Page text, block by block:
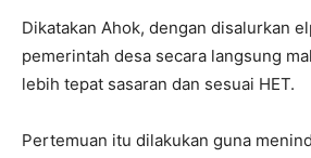
Dikatakan Ahok, dengan disalurkan
pemerintah desa secara langsung
lebih tepat sasaran dan sesuai HET.
Pertemuan itu dilakukan guna